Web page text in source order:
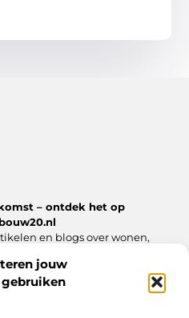
jouw
– ontdek het op
en blogs over wonen,